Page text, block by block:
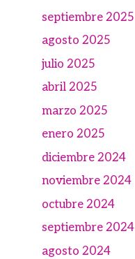
septiembre 2025
agosto 2025
julio 2025
abril 2025
marzo 2025
enero 2025
diciembre 2024
noviembre 2024
octubre 2024
septiembre 2024
agosto 2024